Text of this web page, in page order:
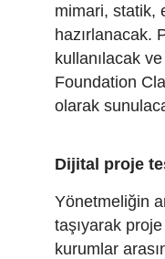
mimari, statik,
hazırlanacak.
kullanılacak
Foundation
olarak
Dijital proje
Yönetmeliğin
taşıyarak
kurumlar